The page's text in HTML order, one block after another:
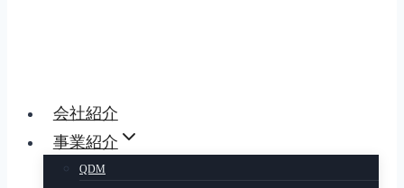
会社紹介
事業紹介
QDM